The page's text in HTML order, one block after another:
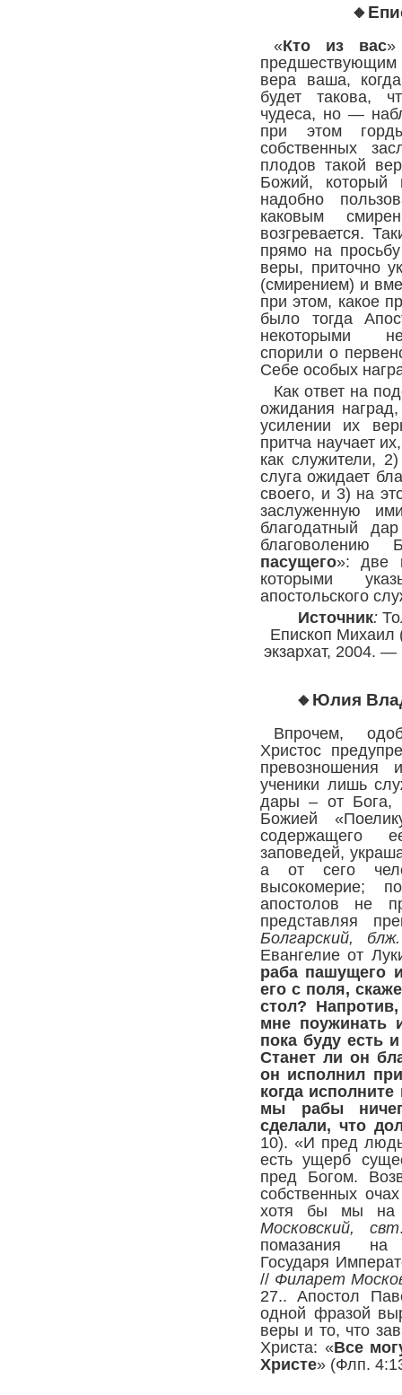
«Кто из вас»
предшествующим
вера ваша,
будет такова,
чудеса, но —
при этом
собственных
плодов такой
Божий, который
надобно
каковым
возгревается.
прямо на
веры, приточно
(смирением) и
при этом, какое
было тогда
некоторыми
спорили о
Себе особых
Как ответ на
ожидания
усилении их
притча научает
как служители,
слуга ожидает
своего, и 3) на
заслуженную
благодатный
пасущего»: две
которыми
апостольского
Источник:
Епископ Михаил
экзархат, 2004. —
🔸Юлия
Впрочем,
Христос
ученики лишь
дары – от Бога,
Божией
содержащего
заповедей,
а от сего
высокомерие;
апостолов не
представляя
Болгарский,
Евангелие от
раба пашущего
его с поля,
стол?
мне поужинать
пока буду есть
Станет ли он
он исполнил
когда
мы рабы
сделали, что
10). «И пред
есть ущерб
пред Богом.
собственных
хотя бы мы на
Московский, свт
помазания на
Государя
// Филарет
27.. Апостол
одной фразой
веры и то, что
Христа: «Все
Христе» (Флп.